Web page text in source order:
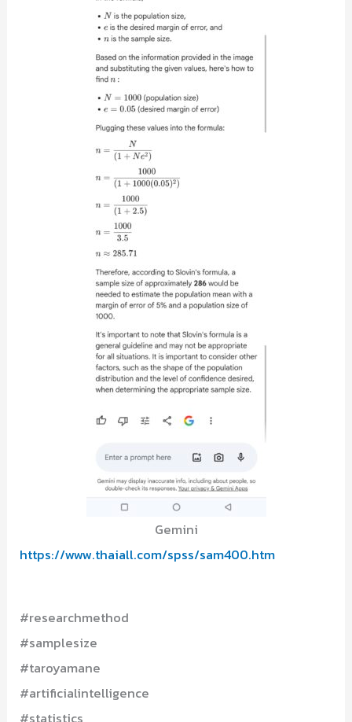
Gemini
https://www.thaiall.com/spss/sam400.htm
#researchmethod
#samplesize
#taroyamane
#artificialintelligence
#statistics